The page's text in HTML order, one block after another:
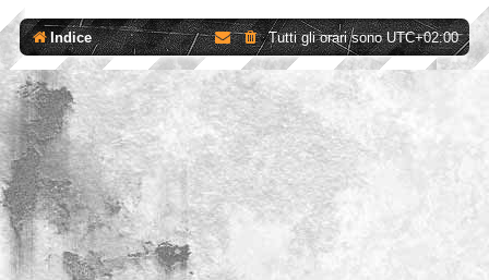
Indice Tutti gli orari sonoUTC+02:00